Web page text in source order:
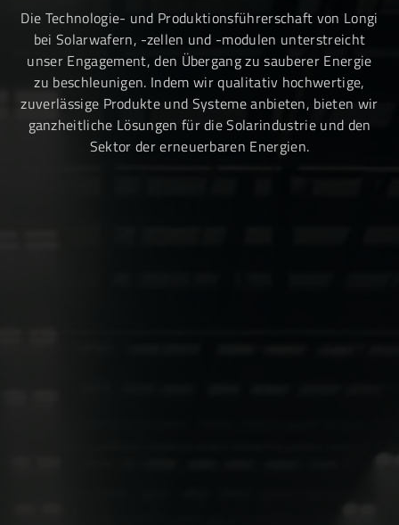
Die Technologie- und Produktionsführerschaft von Longi
bei Solarwafern, -zellen und -modulen unterstreicht
unser Engagement, den Übergang zu sauberer Energie
zu beschleunigen. Indem wir qualitativ hochwertige,
zuverlässige Produkte und Systeme anbieten, bieten wir
ganzheitliche Lösungen für die Solarindustrie und den
Sektor der erneuerbaren Energien.